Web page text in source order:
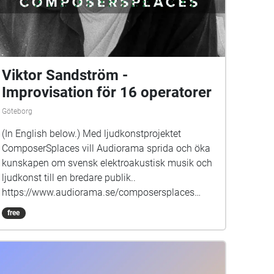
Viktor Sandström -
Improvisation för 16 operatorer
Göteborg
(In English below.) Med ljudkonstprojektet
ComposerSplaces vill Audiorama sprida och öka
kunskapen om svensk elektroakustisk musik och
ljudkonst till en bredare publik..
https://www.audiorama.se/composersplaces
Improvisation för 16 operatorer (2019) är ett verk
som togs fram i Kungliga Musikhögskolans
free